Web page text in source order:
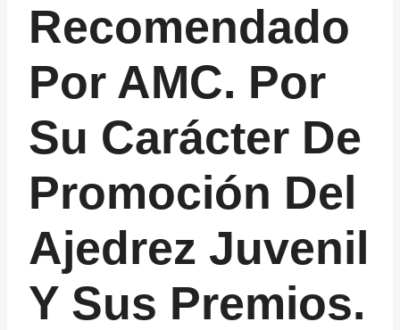
Recomendado
Por AMC. Por
Su Carácter De
Promoción Del
Ajedrez Juvenil
Y Sus Premios.